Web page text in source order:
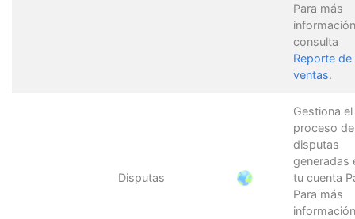
Para más
consulta
Reporte de
ventas.
Disputas
Gestiona el
proceso de
disputas
generadas
tu cuenta
Para más